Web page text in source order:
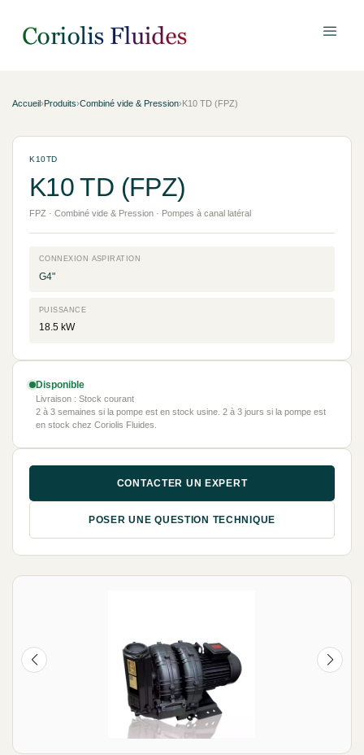
Accueil›Produits›Combiné vide & Pression›K10 TD (FPZ)
K10TD
K10 TD (FPZ)
FPZ · Combiné vide & Pression · Pompes à canal latéral
CONNEXION ASPIRATION
G4"
PUISSANCE
18.5 kW
Disponible
Livraison : Stock courant
2 à 3 semaines si la pompe est en stock usine. 2 à 3 jours si la pompe est
en stock chez Coriolis Fluides.
CONTACTER UN EXPERT
POSER UNE QUESTION TECHNIQUE